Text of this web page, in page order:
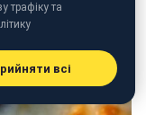
трафіку та
всі